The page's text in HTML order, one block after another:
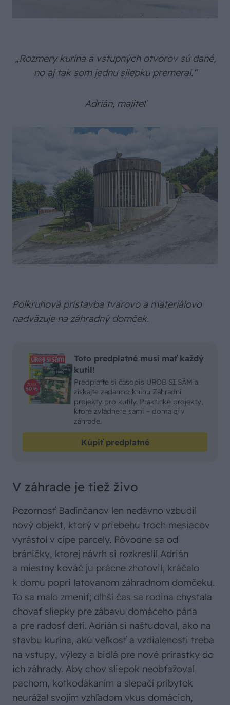
„Rozmery kurína a vstupných otvorov sú dané,
no aj tak som jednu sliepku premeral.“
Adrián, majiteľ
Polkruhová prístavba tvarovo a materiálovo
nadväzuje na záhradný domček.
Toto predplatné musí mať každý
kutil!
Predplaťte si časopis UROB SI SÁM a
získajte zadarmo knihu Záhradní
projekty pro kutily. Praktické projekty,
ktoré zvládnete sami – doma aj v
záhrade.
Kúpiť predplatné
V záhrade je tiež živo
Pozornosť Badínčanov len nedávno vzbudil
nový objekt, ktorý v priebehu troch mesiacov
vyrástol v cípe parcely. Pôvodne sa od
bráničky, ktorej návrh si rozkreslil Adrián
a miestny kováč ju prácne zhotovil, kráčalo
k domu popri latovanom záhradnom domčeku.
To sa malo zmeniť; dlhší čas sa rodina chystala
chovať sliepky pre zábavu domáceho pána
a pre radosť detí. Adrián si naštudoval, ako na
stavbu kurína, akú veľkosť a vzdialenosti treba
na vstupy, výlezy a bidlá pre nové prírastky do
ich záhrady. Aby chov sliepok neobťažoval
pachom, kotkodákaním a slepačí príbytok
neurážal svojím vzhľadom vkus domácich,